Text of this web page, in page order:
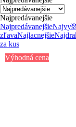
Najpredávanejšie
Najpredávanejšie
zľavaNajlacnejšie
za kus
Výhodná cena